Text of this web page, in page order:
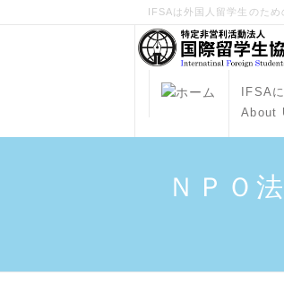
IFSAは外国人留学生のた
IFSA
About
ＮＰＯ